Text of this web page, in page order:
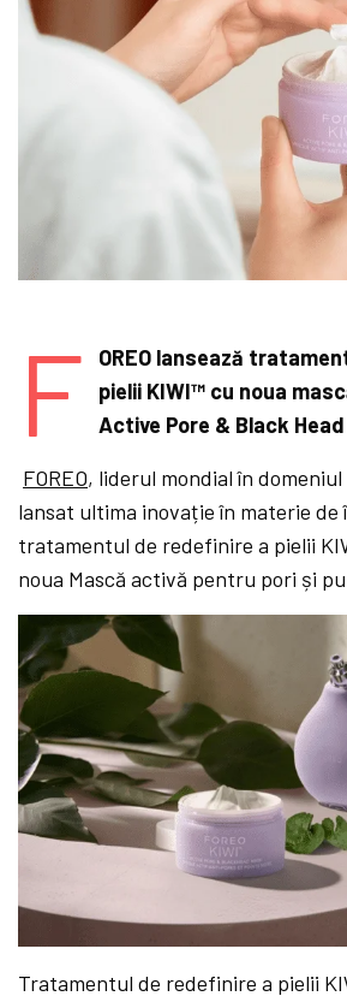
F
OREO lansează
pielii KIWI™ cu noua
Active Pore & Black
FOREO, liderul mondial în
lansat ultima inovație în materie de
tratamentul de redefinire a pielii
noua Mască activă pentru pori și
Tratamentul de redefinire a pielii